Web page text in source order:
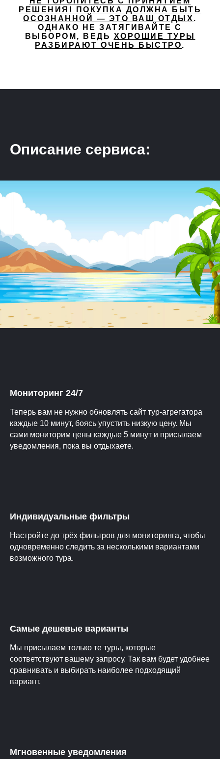
РЕШЕНИЯ! ПОКУПКА ДОЛЖНА БЫТЬ
ОСОЗНАННОЙ — ЭТО ВАШ ОТДЫХ .
ОДНАКО НЕ ЗАТЯГИВАЙТЕ С
ВЫБОРОМ, ВЕДЬ ХОРОШИЕ ТУРЫ
РАЗБИРАЮТ ОЧЕНЬ БЫСТРО.
Описание сервиса:
Мониторинг 24/7
Теперь вам не нужно обновлять сайт тур-агрегатора
каждые 10 минут, боясь упустить низкую цену. Мы
сами мониторим цены каждые 5 минут и присылаем
уведомления, пока вы отдыхаете.
Индивидуальные фильтры
Настройте до трёх фильтров для мониторинга, чтобы
одновременно следить за несколькими вариантами
возможного тура.
Самые дешевые варианты
Мы присылаем только те туры, которые
соответствуют вашему запросу. Так вам будет удобнее
сравнивать и выбирать наиболее подходящий
вариант.
Мгновенные уведомления